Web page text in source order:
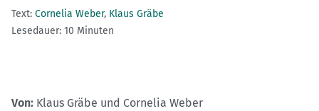
Text: Cornelia Weber, Klaus Gräbe
Lesedauer: 10 Minuten
Von: Klaus Gräbe und Cornelia Weber